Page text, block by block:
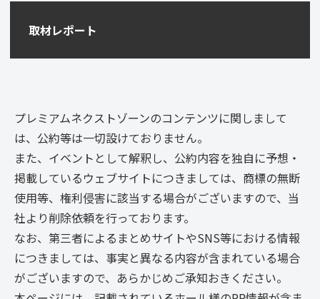
取材レポート
プレミアムネクストゾーンのコンテンツに関しまして
は、公約等は一切設けておりません。
また、イベントとして解釈し、公約内容を独自に予想・
掲載しているウェブサイトにつきましては、商標の無断
使用等、権利侵害に該当する場合がございますので、当
社より削除依頼を行っております。
なお、第三者によるまとめサイトやSNS等における情報
につきましては、事実と異なる内容が含まれている場合
がございますので、あらかじめご承知おきください。